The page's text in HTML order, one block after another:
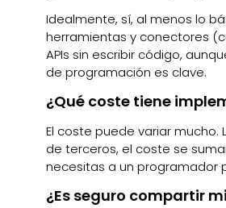
Idealmente, sí, al menos lo
herramientas y conectores
APIs sin escribir código,
de programación es clave.
¿Qué coste tiene
El coste puede variar mucho.
de terceros, el coste se
necesitas a un programador
¿Es seguro compartir